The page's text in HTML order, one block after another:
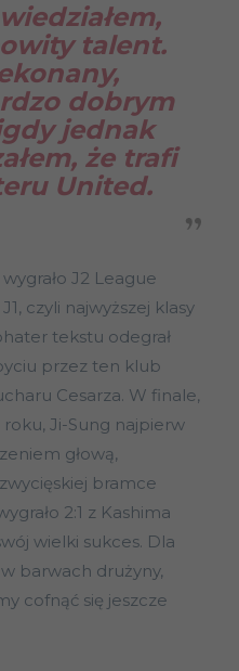
talent.
dobrym
jednak
że trafi
United.
J2 League
czyli najwyższej klasy
tekstu odegrał
przez ten klub
Cesarza. W finale,
roku, Ji-Sung najpierw
głową,
bramce
2:1 z Kashima
wielki sukces. Dla
barwach drużyny,
cofnąć się jeszcze